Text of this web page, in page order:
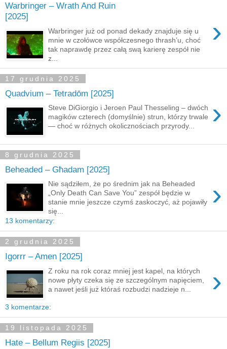
Warbringer – Wrath And Ruin
[2025]
›
Warbringer już od ponad dekady znajduje się u
mnie w czołówce współczesnego thrash’u, choć
tak naprawdę przez całą swą karierę zespół nie
z...
17 grudnia 2025
Quadvium – Tetradōm [2025]
›
Steve DiGiorgio i Jeroen Paul Thesseling – dwóch
magików czterech (domyślnie) strun, którzy trwale
— choć w różnych okolicznościach przyrody...
8 grudnia 2025
Beheaded – Għadam [2025]
›
Nie sądziłem, że po średnim jak na Beheaded
„Only Death Can Save You” zespół będzie w
stanie mnie jeszcze czymś zaskoczyć, aż pojawiły
się...
13 komentarzy:
2 grudnia 2025
Igorrr – Amen [2025]
›
Z roku na rok coraz mniej jest kapel, na których
nowe płyty czeka się ze szczególnym napięciem,
a nawet jeśli już któraś rozbudzi nadzieje n...
3 komentarze:
19 listopada 2025
Hate – Bellum Regiis [2025]